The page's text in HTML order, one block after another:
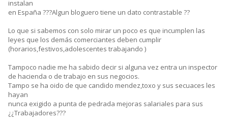
instalan
en España ???Algun bloguero tiene un dato contrastable ??
Lo que si sabemos con solo mirar un poco es que incumplen las
leyes que los demás comerciantes deben cumplir
(horarios,festivos,adolescentes trabajando )
Tampoco nadie me ha sabido decir si alguna vez entra un inspector
de hacienda o de trabajo en sus negocios.
Tampo se ha oido de que candido mendez,toxo y sus secuaces les
hayan
nunca exigido a punta de pedrada mejoras salariales para sus
¿¿Trabajadores???